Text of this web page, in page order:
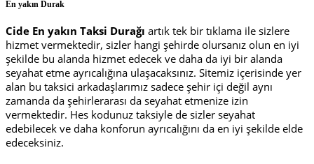
En yakın Durak
Cide En yakın Taksi Durağı artık tek bir tıklama ile sizlere
hizmet vermektedir, sizler hangi şehirde olursanız olun en iyi
şekilde bu alanda hizmet edecek ve daha da iyi bir alanda
seyahat etme ayrıcalığına ulaşacaksınız. Sitemiz içerisinde yer
alan bu taksici arkadaşlarımız sadece şehir içi değil aynı
zamanda da şehirlerarası da seyahat etmenize izin
vermektedir. Hes kodunuz taksiyle de sizler seyahat
edebilecek ve daha konforun ayrıcalığını da en iyi şekilde elde
edeceksiniz.